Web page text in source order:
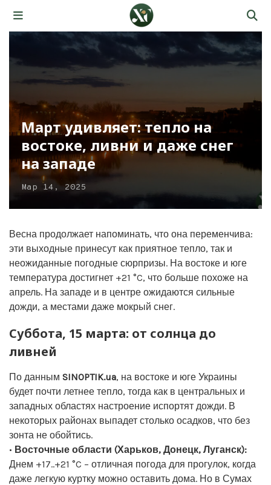
Март удивляет: тепло на
востоке, ливни и даже снег
на западе
Мар 14, 2025
Весна продолжает напоминать, что она переменчива:
эти выходные принесут как приятное тепло, так и
неожиданные погодные сюрпризы. На востоке и юге
температура достигнет +21 °C, что больше похоже на
апрель. На западе и в центре ожидаются сильные
дожди, а местами даже мокрый снег.
Суббота, 15 марта: от солнца до
ливней
По данным SINOPTIK.ua, на востоке и юге Украины
будет почти летнее тепло, тогда как в центральных и
западных областях настроение испортят дожди. В
некоторых районах выпадет столько осадков, что без
зонта не обойтись.
• Восточные области (Харьков, Донецк, Луганск):
Днем +17..+21 °C – отличная погода для прогулок, когда
даже легкую куртку можно оставить дома. Но в Сумах